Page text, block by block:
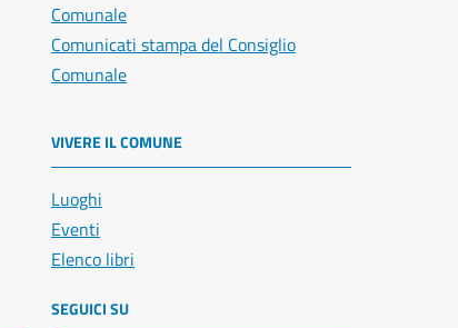
Comunale
Comunicati stampa del Consiglio
Comunale
VIVERE IL COMUNE
Luoghi
Eventi
Elenco libri
SEGUICI SU